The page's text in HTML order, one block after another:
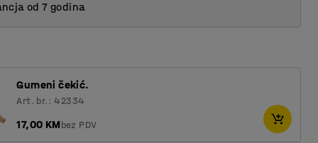
od 7 godina
Gumeni čekić.
Art. br.: 42334
17,00 KMbez PDV